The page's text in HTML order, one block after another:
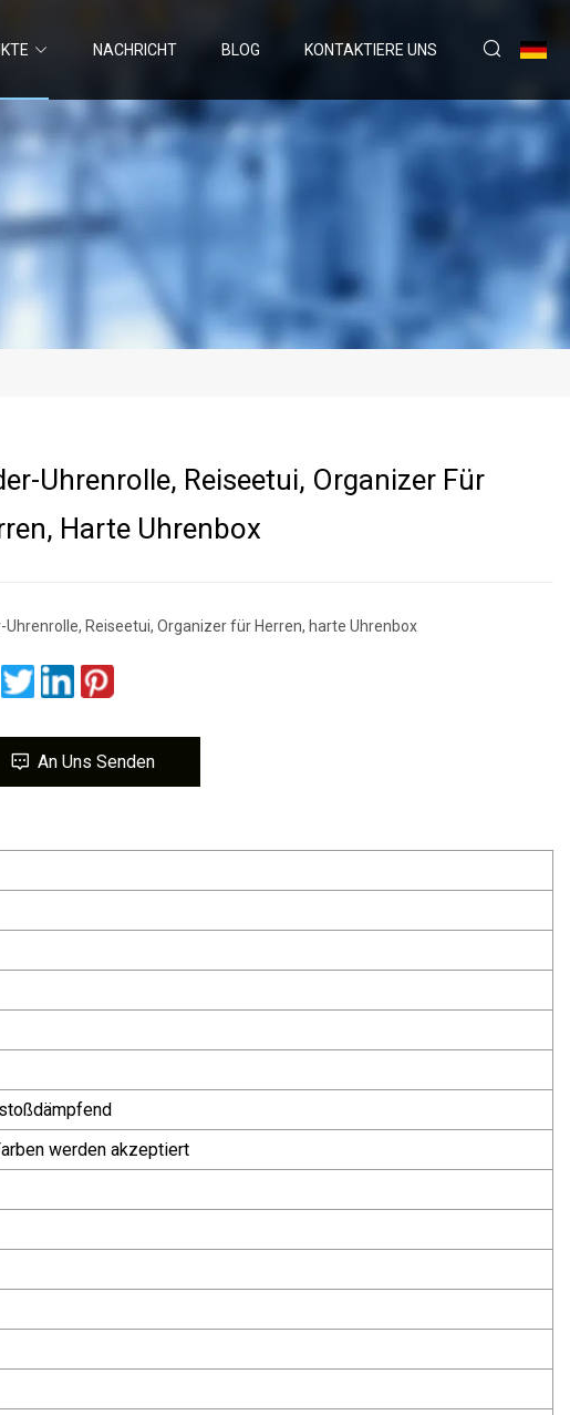
NACHRICHT BLOG KONTAKTIERE UNS
Uhrenrolle, Reiseetui, Organizer Für
Harte Uhrenbox
Uhrenrolle, Reiseetui, Organizer für Herren, harte Uhrenbox
An Uns Senden
werden akzeptiert